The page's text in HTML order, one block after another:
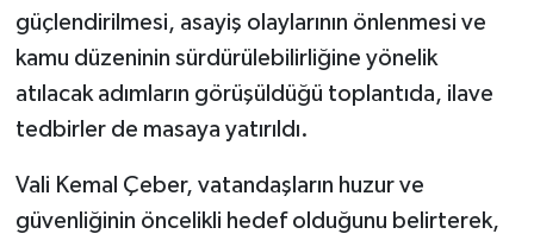
güçlendirilmesi, asayiş olaylarının önlenmesi ve
kamu düzeninin sürdürülebilirliğine yönelik
atılacak adımların görüşüldüğü toplantıda, ilave
tedbirler de masaya yatırıldı.
Vali Kemal Çeber, vatandaşların huzur ve
güvenliğinin öncelikli hedef olduğunu belirterek,